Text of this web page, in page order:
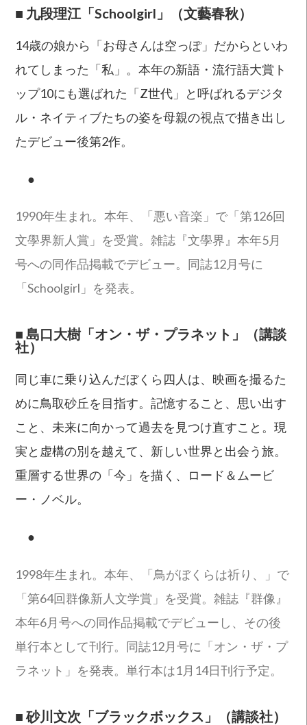
■ 九段理江「Schoolgirl」（文藝春秋）
14歳の娘から「お母さんは空っぽ」だからといわ
れてしまった「私」。本年の新語・流行語大賞ト
ップ10にも選ばれた「Z世代」と呼ばれるデジタ
ル・ネイティブたちの姿を母親の視点で描き出し
たデビュー後第2作。
●
1990年生まれ。本年、「悪い音楽」で「第126回
文學界新人賞」を受賞。雑誌『文學界』本年5月
号への同作品掲載でデビュー。同誌12月号に
「Schoolgirl」を発表。
■島口大樹「オン・ザ・プラネット」（講談
社）
同じ車に乗り込んだぼくら四人は、映画を撮るた
めに鳥取砂丘を目指す。記憶すること、思い出す
こと、未来に向かって過去を見つけ直すこと。現
実と虚構の別を越えて、新しい世界と出会う旅。
重層する世界の「今」を描く、ロード＆ムービ
ー・ノベル。
●
1998年生まれ。本年、「鳥がぼくらは祈り、」で
「第64回群像新人文学賞」を受賞。雑誌『群像』
本年6月号への同作品掲載でデビューし、その後
単行本として刊行。同誌12月号に「オン・ザ・プ
ラネット」を発表。単行本は1月14日刊行予定。
■砂川文次「ブラックボックス」（講談社）